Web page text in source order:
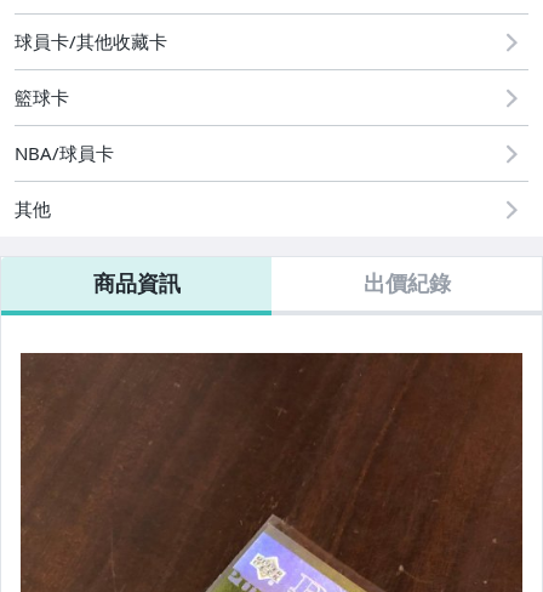
球員卡/其他收藏卡
籃球卡
NBA/球員卡
其他
商品資訊 出價紀錄